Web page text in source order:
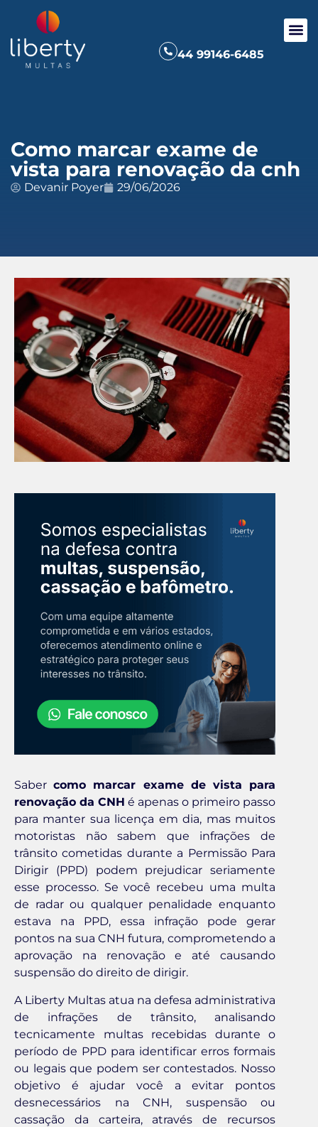
44 99146-6485
Como marcar exame de
vista para renovação da cnh
Devanir Poyer 29/06/2026
Sabercomo marcar exame de vista para
renovação da CNH é apenas o primeiro passo
para manter sua licença em dia, mas muitos
motoristas não sabem que infrações de
trânsito cometidas durante a Permissão Para
Dirigir (PPD) podem prejudicar seriamente
esse processo. Se você recebeu uma multa
de radar ou qualquer penalidade enquanto
estava na PPD, essa infração pode gerar
pontos na sua CNH futura, comprometendo a
aprovação na renovação e até causando
suspensão do direito de dirigir.
A Liberty Multas atua na defesa administrativa
de infrações de trânsito, analisando
tecnicamente multas recebidas durante o
período de PPD para identificar erros formais
ou legais que podem ser contestados. Nosso
objetivo é ajudar você a evitar pontos
desnecessários na CNH, suspensão ou
cassação da carteira, através de recursos